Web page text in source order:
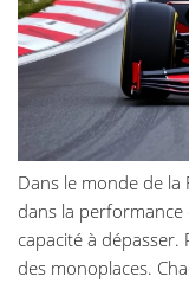
Dans le monde de la
dans la
capacité à dépasser.
des monoplaces.